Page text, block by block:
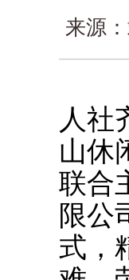
来源：
人社
山休
联合
限公
式，